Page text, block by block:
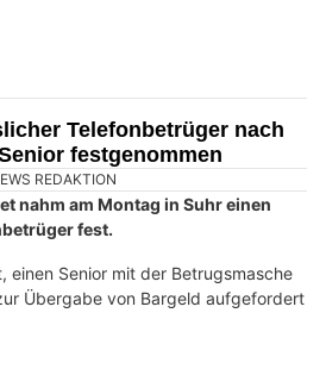
Telefonbetrüger nach
festgenommen
REDAKTION
nahm am Montag in Suhr einen
fest.
einen Senior mit der Betrugsmasche
Übergabe von Bargeld aufgefordert